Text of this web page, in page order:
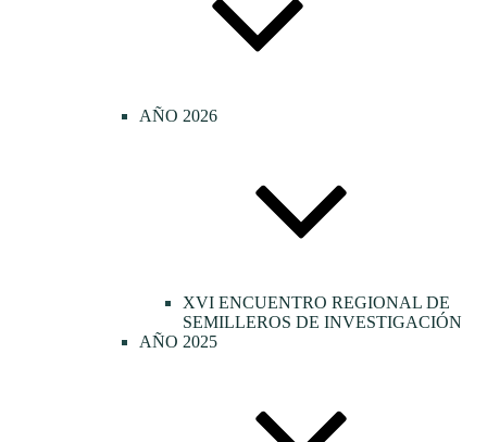
AÑO 2026
XVI ENCUENTRO REGIONAL DE
SEMILLEROS DE INVESTIGACIÓN
AÑO 2025